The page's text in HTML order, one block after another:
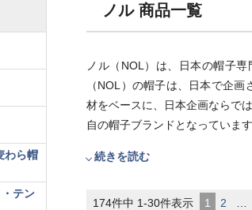
ノル 商品一覧
ノル（NOL）は、日本の帽子
（NOL）の帽子は、日本で企
材をベースに、日本企画ならで
自の帽子ブランドとなっています
続きを読む
174件中 1-30件表示 1 2
わら帽
テン